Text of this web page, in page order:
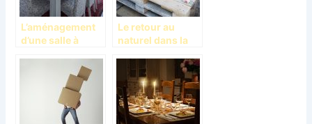
L’aménagement
d’une salle à
Le retour au
naturel dans la